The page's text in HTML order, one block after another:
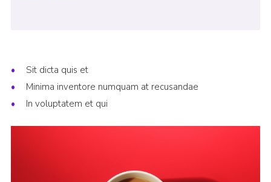
Sit dicta quis et
Minima inventore numquam at recusandae
In voluptatem et qui